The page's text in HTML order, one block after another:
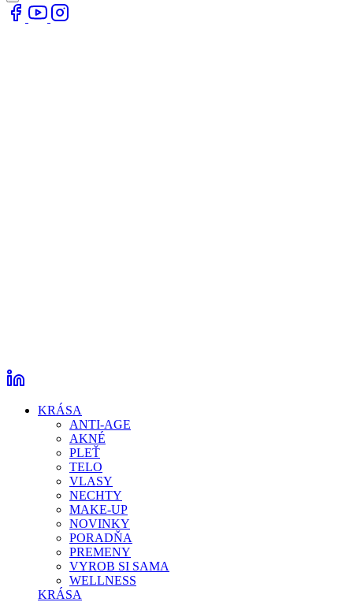
KRÁSA
ANTI-AGE
AKNÉ
PLEŤ
TELO
VLASY
NECHTY
MAKE-UP
NOVINKY
PORADŇA
PREMENY
VYROB SI SAMA
WELLNESS
KRÁSA